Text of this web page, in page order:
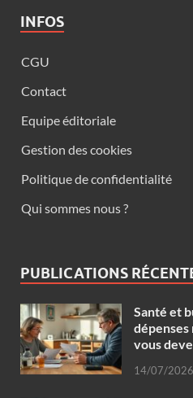
INFOS
CGU
Contact
Equipe éditoriale
Gestion des cookies
Politique de confidentialité
Qui sommes nous ?
PUBLICATIONS
Santé et
dépenses
vous
14/07/2026